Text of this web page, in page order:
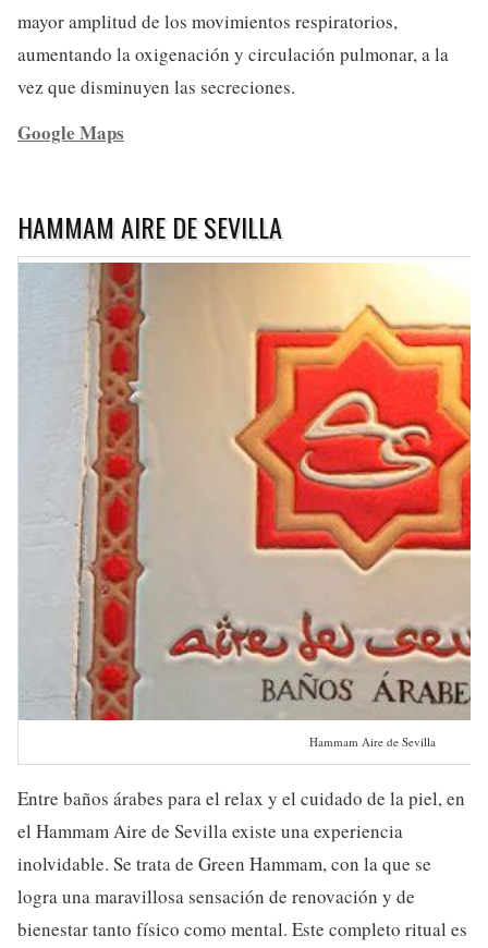
mayor amplitud de los movimientos respiratorios,
aumentando la oxigenación y circulación pulmonar, a la
vez que disminuyen las secreciones.
Google Maps
HAMMAM AIRE DE SEVILLA
Hammam Aire de Sevilla
Entre baños árabes para el relax y el cuidado de la piel, en
el Hammam Aire de Sevilla existe una experiencia
inolvidable. Se trata de Green Hammam, con la que se
logra una maravillosa sensación de renovación y de
bienestar tanto físico como mental. Este completo ritual es